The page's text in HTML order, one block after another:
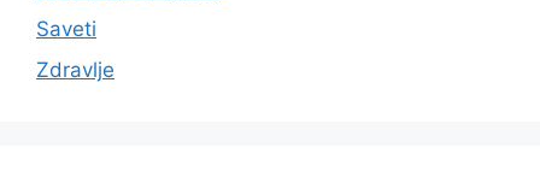
Saveti
Zdravlje